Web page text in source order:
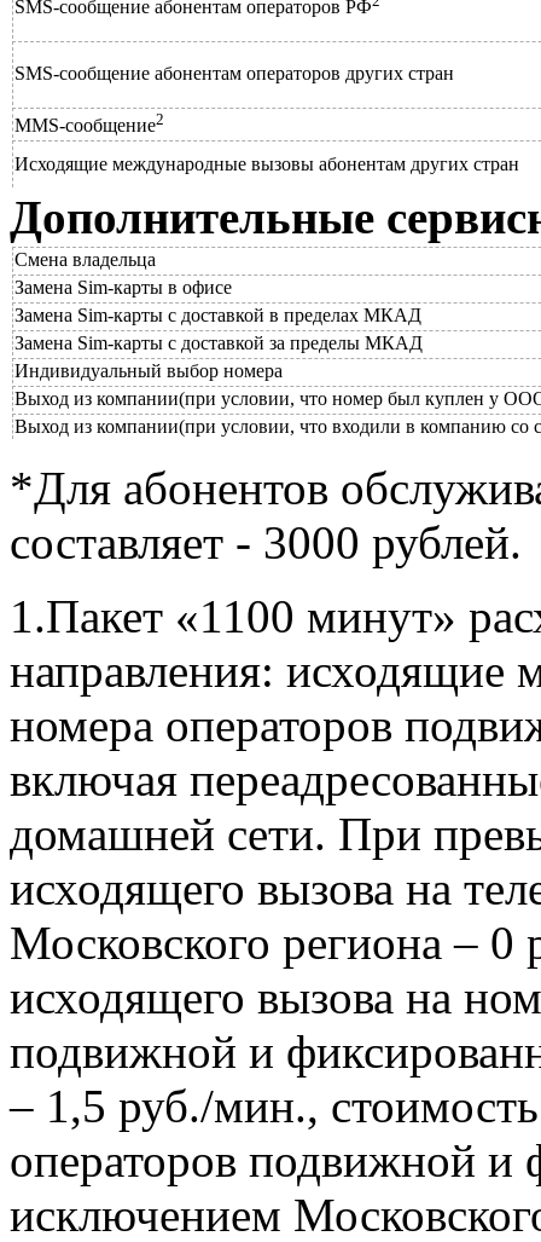
SMS-сообщение абонентам операторов РФ
SMS-сообщение абонентам операторов других стран
MMS-сообщение2
Исходящие международные вызовы абонентам других стран
Дополнительные
Смена владельца
Замена Sim-карты в офисе
Замена Sim-карты с доставкой в пределах МКАД
Замена Sim-карты с доставкой за пределы МКАД
Индивидуальный выбор номера
Выход из компании(при условии, что номер был куплен у
Выход из компании(при условии, что входили в компанию со
*Для абонентов
составляет - 3000 рублей.
1.Пакет «1100 минут»
направления: исходящие
номера операторов
включая
домашней сети. При
исходящего вызова на
Московского региона – 0
исходящего вызова на
подвижной и
– 1,5 руб./мин.,
операторов подвижной и
исключением